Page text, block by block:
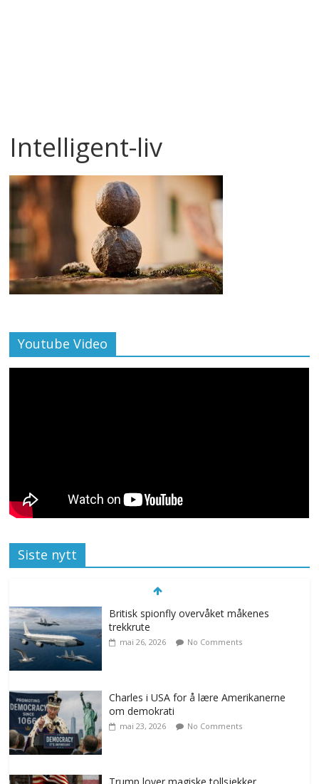
Intelligent-liv
Youtube Video
Siste nytt
Britisk spionfly overvåket måkenes
trekkrute
mai 26, 2026 No Comments
Charles i USA for å lære Amerikanerne
om demokrati
mai 23, 2026 No Comments
Trump lover magiske tollsjekker